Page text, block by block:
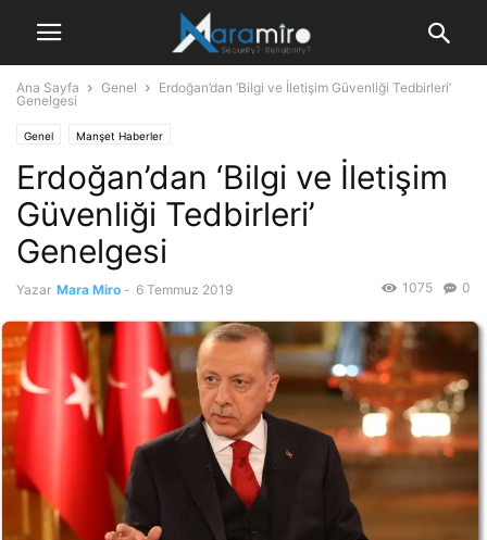
Ana Sayfa Genel
Erdoğan’dan ‘Bilgi ve İletişim Güvenliği Tedbirleri’
Genelgesi
Genel Manşet Haberler
Erdoğan’dan ‘Bilgi ve İletişim
Güvenliği Tedbirleri’
Genelgesi
Yazar Mara Miro - 6 Temmuz 2019 0
1075